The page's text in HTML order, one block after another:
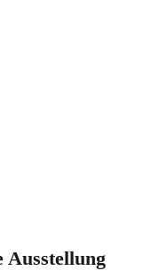
Ausstellung